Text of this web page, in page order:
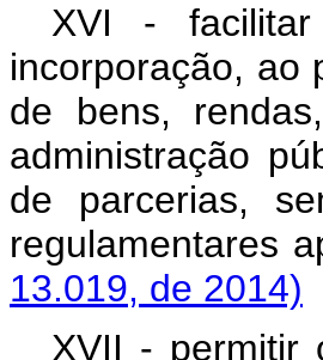
XVI -
incorporação, ao
de bens,
administração
de parcerias,
13.019, de 2014)
XVII - permitir